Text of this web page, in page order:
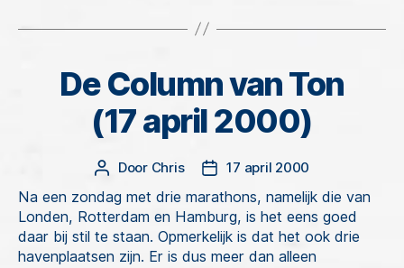
Categorieën
De Column van Ton
(17 april 2000)
Berichtauteur
Door Chris Berichtdatum
17 april 2000
Na een zondag met drie marathons, namelijk die van
Londen, Rotterdam en Hamburg, is het eens goed
daar bij stil te staan. Opmerkelijk is dat het ook drie
havenplaatsen zijn. Er is dus meer dan alleen